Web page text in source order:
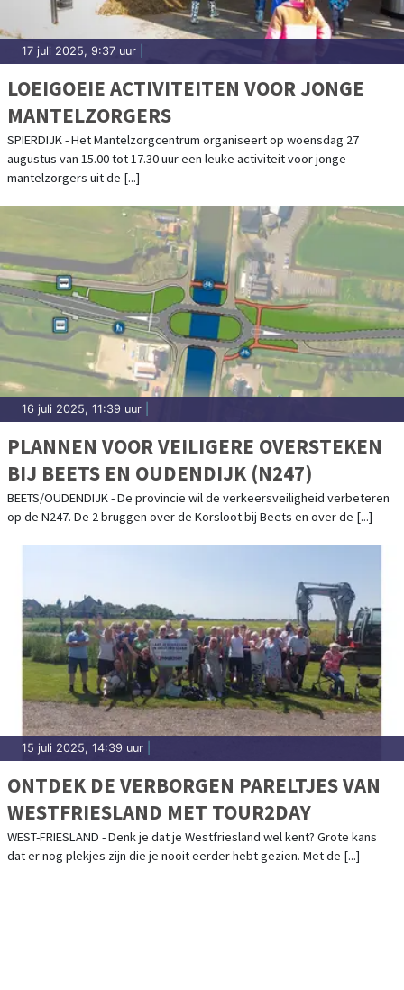
17 juli 2025, 9:37 uur
LOEIGOEIE ACTIVITEITEN VOOR JONGE
MANTELZORGERS
SPIERDIJK - Het Mantelzorgcentrum organiseert op woensdag 27
augustus van 15.00 tot 17.30 uur een leuke activiteit voor jonge
mantelzorgers uit de [...]
16 juli 2025, 11:39 uur
PLANNEN VOOR VEILIGERE OVERSTEKEN
BIJ BEETS EN OUDENDIJK (N247)
BEETS/OUDENDIJK - De provincie wil de verkeersveiligheid verbeteren
op de N247. De 2 bruggen over de Korsloot bij Beets en over de [...]
15 juli 2025, 14:39 uur
ONTDEK DE VERBORGEN PARELTJES VAN
WESTFRIESLAND MET TOUR2DAY
WEST-FRIESLAND - Denk je dat je Westfriesland wel kent? Grote kans
dat er nog plekjes zijn die je nooit eerder hebt gezien. Met de [...]